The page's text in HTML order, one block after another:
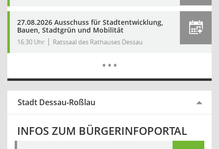
27.08.2026 Ausschuss für Stadtentwicklung,
Bauen, Stadtgrün und Mobilität
16:30 Uhr Ratssaal des Rathauses Dessau
…
Stadt Dessau-Roßlau
INFOS ZUM BÜRGERINFOPORTAL